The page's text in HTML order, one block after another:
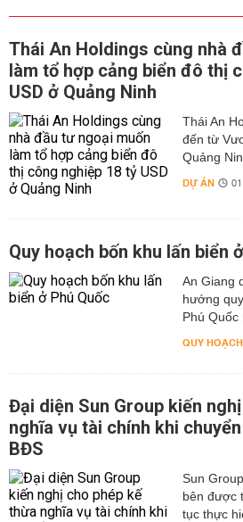
Thái An Holdings cùng nhà
làm tổ hợp cảng biển đô thị
USD ở Quảng Ninh
Thái An
đến từ
Quảng
DỰ ÁN
Quy hoạch bốn khu lấn biển
An Giang
hướng
Phú
QUY HOẠCH
Đại diện Sun Group kiến
nghĩa vụ tài chính khi
BĐS
Sun
bên được
tục thực